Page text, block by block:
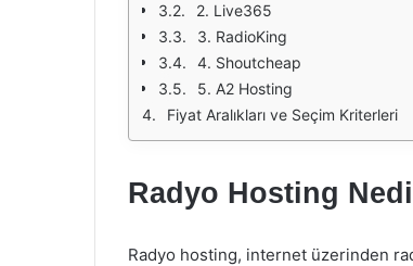
2. Live365
3. RadioKing
4. Shoutcheap
5. A2 Hosting
Fiyat Aralıkları ve Seçim Kriterleri
Radyo Hosting
Radyo hosting, internet üzerinden